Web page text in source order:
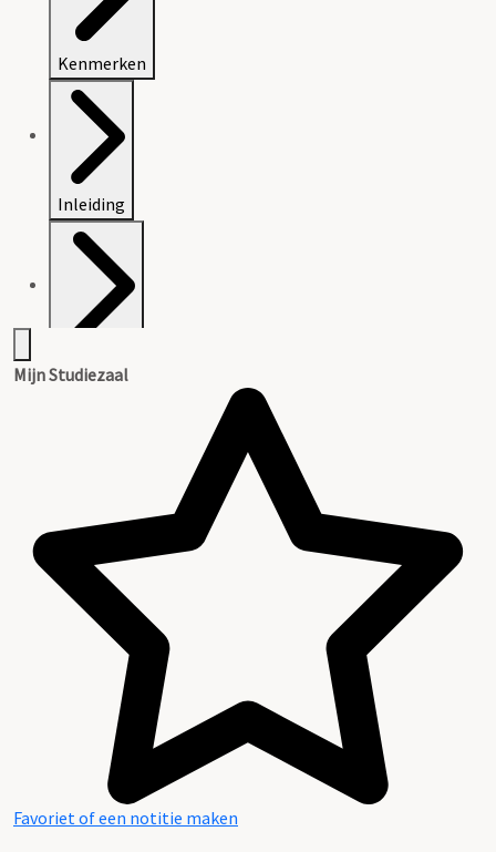
Kenmerken
Inleiding
Mijn Studiezaal
Favoriet of een notitie maken